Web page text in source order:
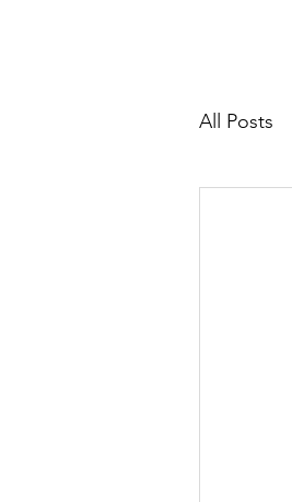
All Posts